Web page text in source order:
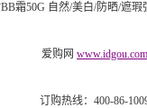
霜50G 自然/美白/防晒/遮
爱购网 www.idgou.com
订购热线：400-86-